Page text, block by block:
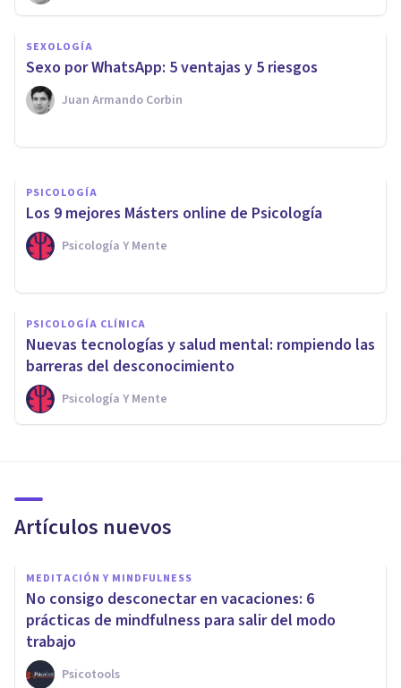
SEXOLOGÍA
Sexo por WhatsApp: 5 ventajas y 5 riesgos
Juan Armando Corbin
Sociedad de la información:
qué es y cómo ha evolucionado
PSICOLOGÍA
Los 9 mejores Másters online de Psicología
Psicología Y Mente
PSICOLOGÍA CLÍNICA
Nuevas tecnologías y salud mental: rompiendo las
barreras del desconocimiento
Psicología Y Mente
Artículos nuevos
MEDITACIÓN Y MINDFULNESS
No consigo desconectar en vacaciones: 6
prácticas de mindfulness para salir del modo
trabajo
Psicotools